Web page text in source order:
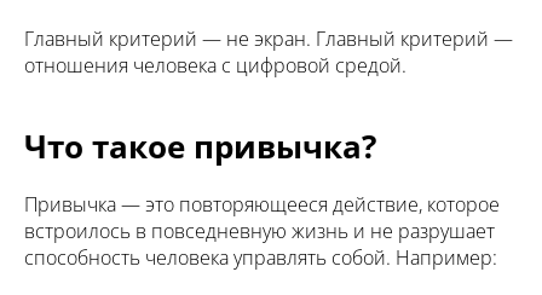
Главный критерий — не экран. Главный критерий —
отношения человека с цифровой средой.
Что такое привычка?
Привычка — это повторяющееся действие, которое
встроилось в повседневную жизнь и не разрушает
способность человека управлять собой. Например: